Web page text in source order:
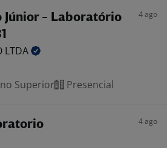
Júnior - Laboratório
4 ago
LTDA
Superior Presencial
4 ago